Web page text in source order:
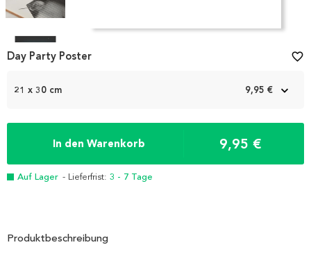
1
21 x 30 cm 9,95 €
In den Warenkorb 9,95 €
Auf Lager - Lieferfrist: 3 - 7 Tage
Day Party Poster favorite_border
Produktbeschreibung